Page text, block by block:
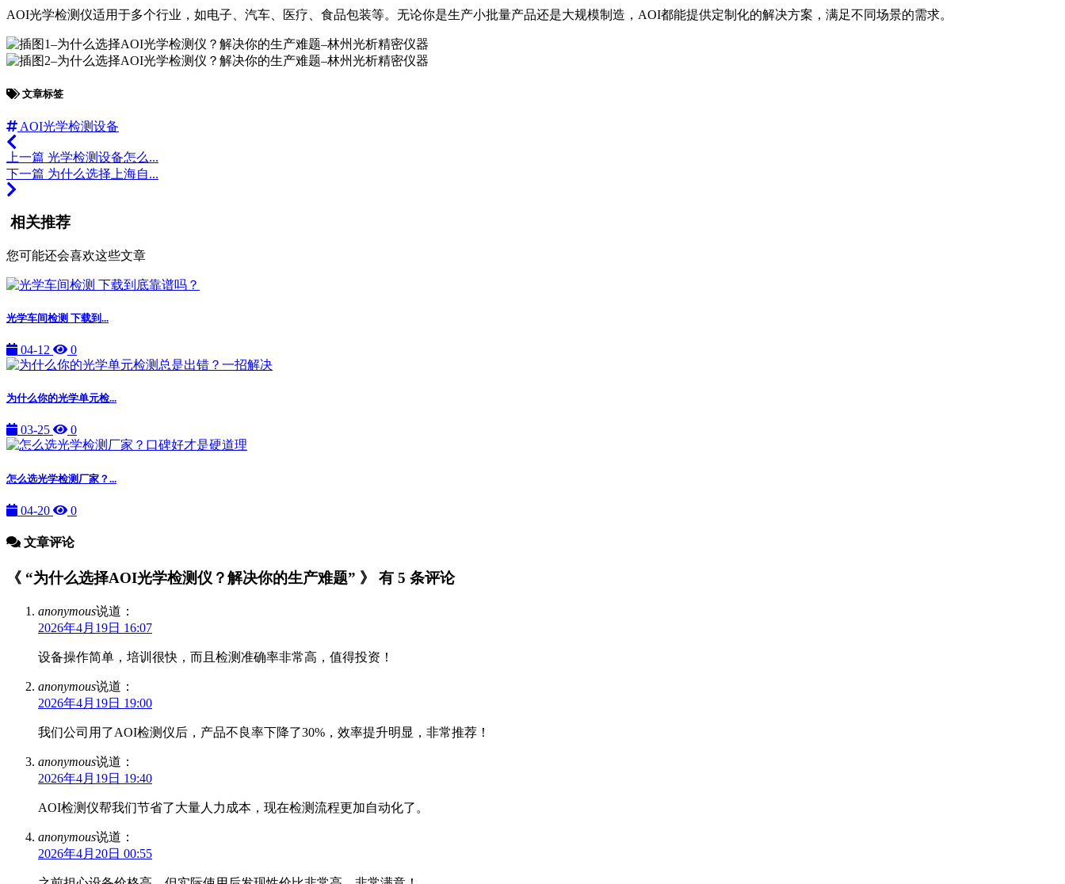
AOI光学检测仪适用于多个行业，如电子、汽车、医疗、食品包装等。无论你是生产小批量产品还是大规模制造，AOI都能提供定制化的解决方案，满足不同场景的需求。
文章标签
AOI光学检测设备
上一篇 光学检测设备怎么...
下一篇 为什么选择上海自...
相关推荐
您可能还会喜欢这些文章
光学车间检测 下载到...
04-12 0
为什么你的光学单元检...
03-25 0
怎么选光学检测厂家？...
04-20 0
文章评论
《 “为什么选择AOI光学检测仪？解决你的生产难题” 》 有 5 条评论
anonymous说道：
2026年4月19日 16:07
设备操作简单，培训很快，而且检测准确率非常高，值得投资！
anonymous说道：
2026年4月19日 19:00
我们公司用了AOI检测仪后，产品不良率下降了30%，效率提升明显，非常推荐！
anonymous说道：
2026年4月19日 19:40
AOI检测仪帮我们节省了大量人力成本，现在检测流程更加自动化了。
anonymous说道：
2026年4月20日 00:55